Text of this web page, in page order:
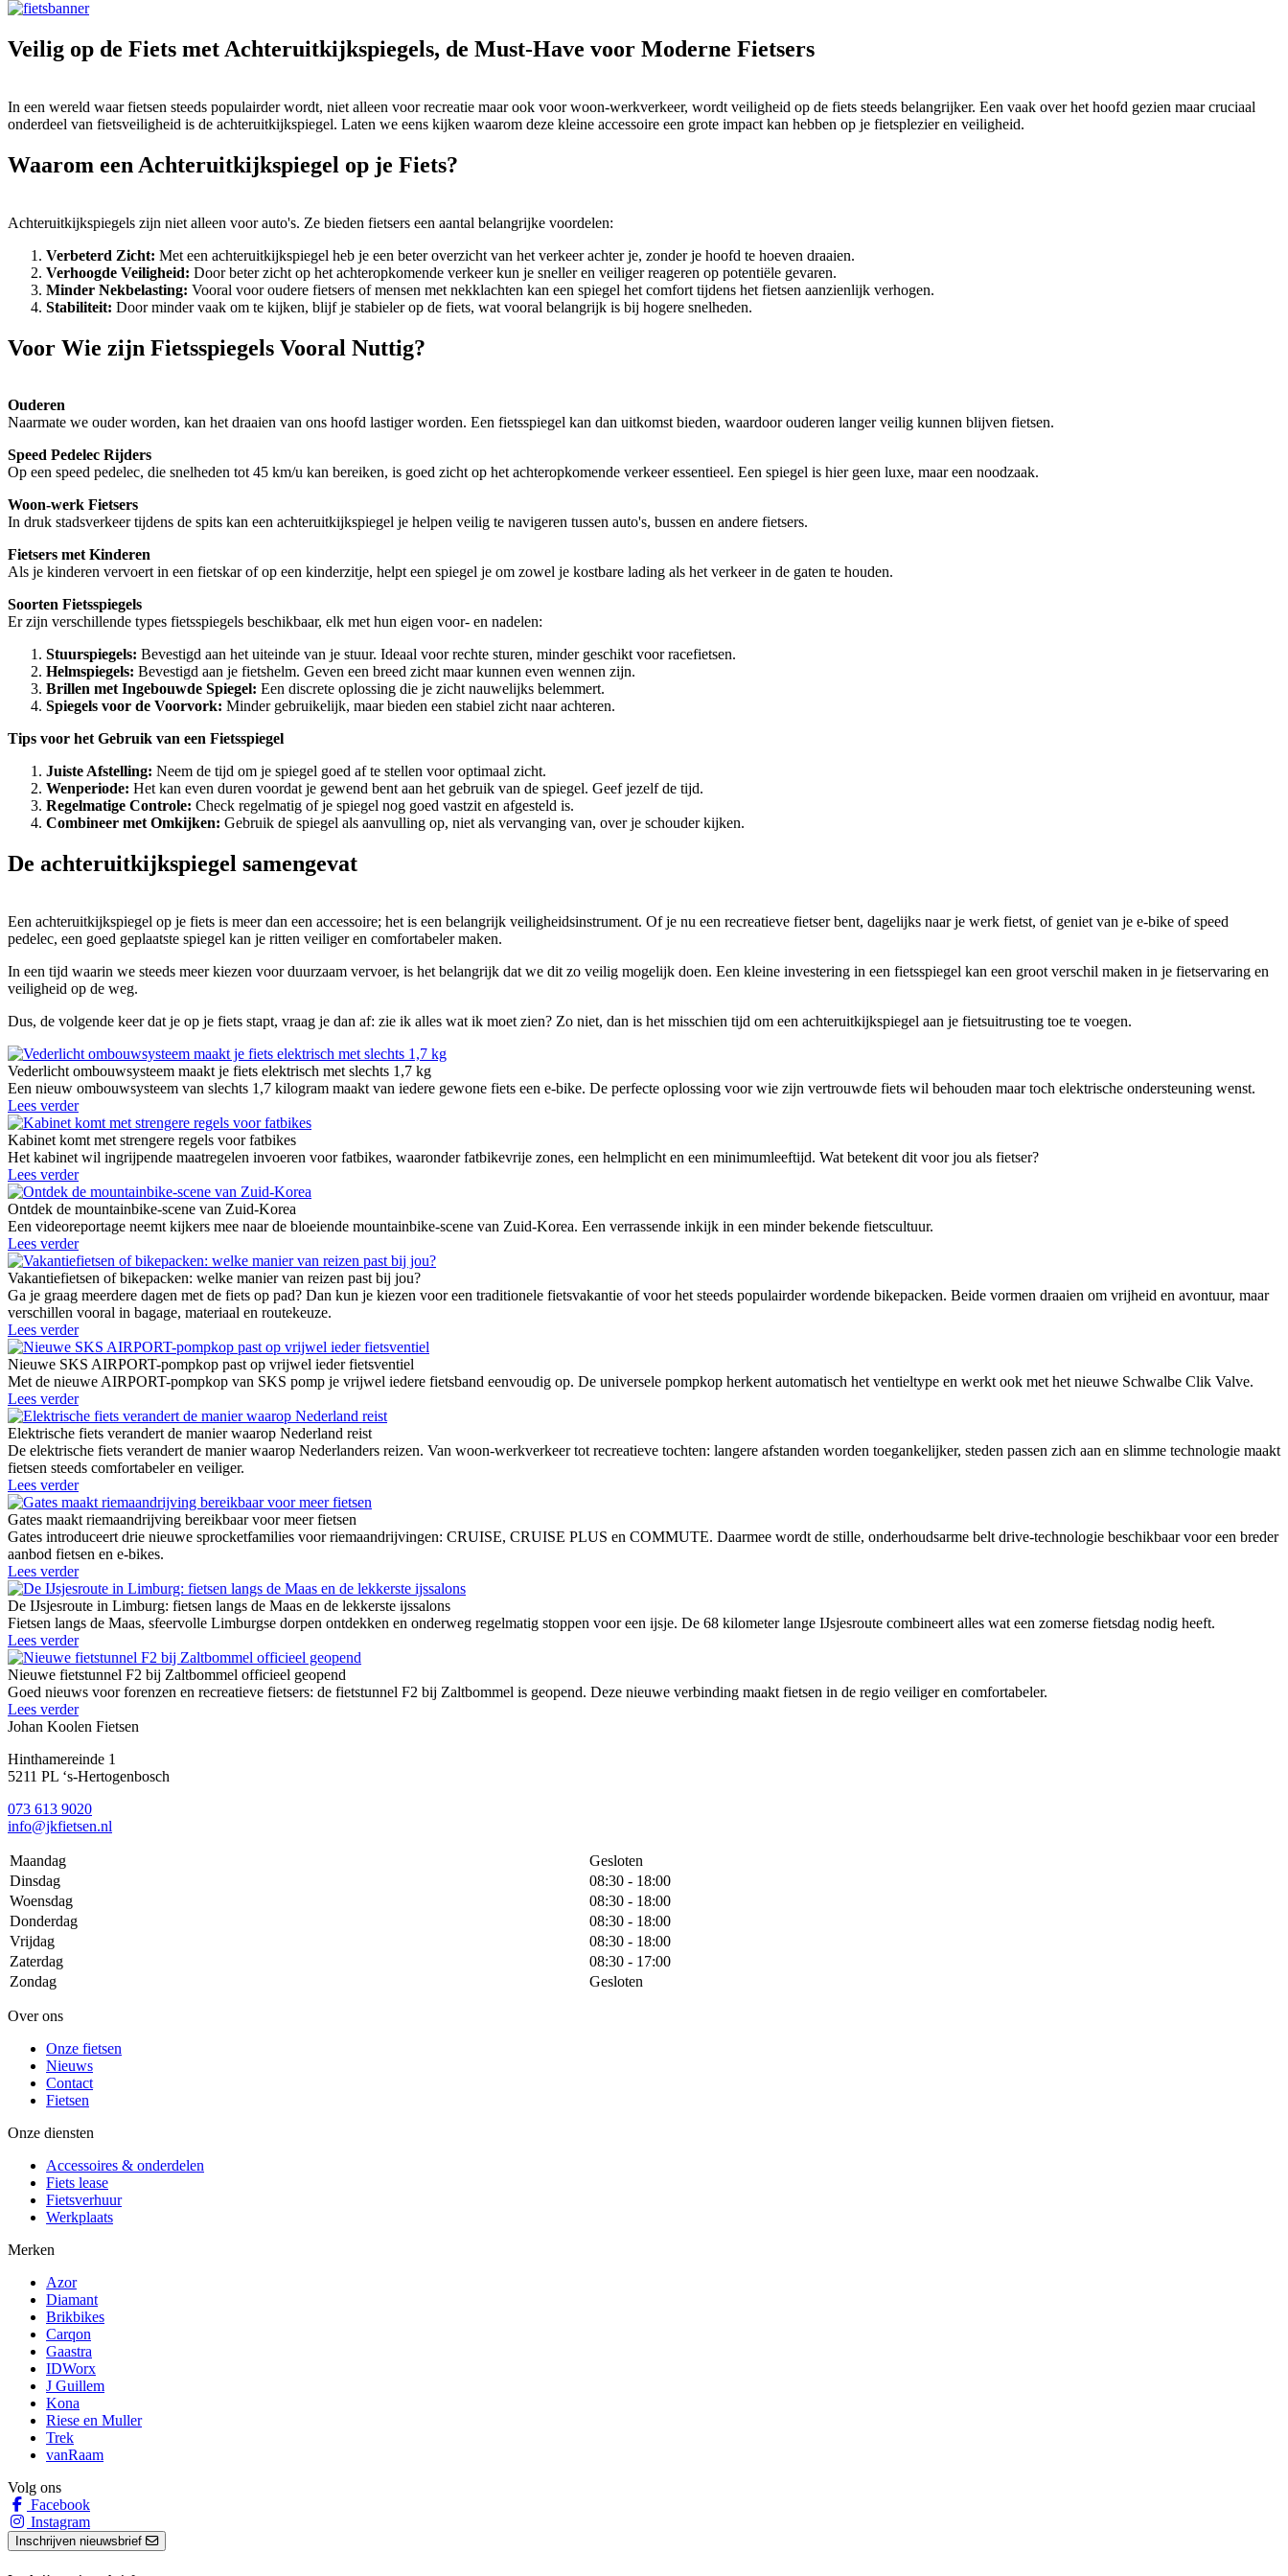
Veilig op de Fiets met Achteruitkijkspiegels, de Must-Have voor Moderne Fietsers
In een wereld waar fietsen steeds populairder wordt, niet alleen voor recreatie maar ook voor woon-werkverkeer, wordt veiligheid op de fiets steeds belangrijker. Een vaak over het hoofd gezien maar cruciaal
onderdeel van fietsveiligheid is de achteruitkijkspiegel. Laten we eens kijken waarom deze kleine accessoire een grote impact kan hebben op je fietsplezier en veiligheid.
Waarom een Achteruitkijkspiegel op je Fiets?
Achteruitkijkspiegels zijn niet alleen voor auto's. Ze bieden fietsers een aantal belangrijke voordelen:
Verbeterd Zicht: Met een achteruitkijkspiegel heb je een beter overzicht van het verkeer achter je, zonder je hoofd te hoeven draaien.
Verhoogde Veiligheid: Door beter zicht op het achteropkomende verkeer kun je sneller en veiliger reageren op potentiële gevaren.
Minder Nekbelasting: Vooral voor oudere fietsers of mensen met nekklachten kan een spiegel het comfort tijdens het fietsen aanzienlijk verhogen.
Stabiliteit: Door minder vaak om te kijken, blijf je stabieler op de fiets, wat vooral belangrijk is bij hogere snelheden.
Voor Wie zijn Fietsspiegels Vooral Nuttig?
Ouderen
Naarmate we ouder worden, kan het draaien van ons hoofd lastiger worden. Een fietsspiegel kan dan uitkomst bieden, waardoor ouderen langer veilig kunnen blijven fietsen.
Speed Pedelec Rijders
Op een speed pedelec, die snelheden tot 45 km/u kan bereiken, is goed zicht op het achteropkomende verkeer essentieel. Een spiegel is hier geen luxe, maar een noodzaak.
Woon-werk Fietsers
In druk stadsverkeer tijdens de spits kan een achteruitkijkspiegel je helpen veilig te navigeren tussen auto's, bussen en andere fietsers.
Fietsers met Kinderen
Als je kinderen vervoert in een fietskar of op een kinderzitje, helpt een spiegel je om zowel je kostbare lading als het verkeer in de gaten te houden.
Soorten Fietsspiegels
Er zijn verschillende types fietsspiegels beschikbaar, elk met hun eigen voor- en nadelen:
Stuurspiegels: Bevestigd aan het uiteinde van je stuur. Ideaal voor rechte sturen, minder geschikt voor racefietsen.
Helmspiegels: Bevestigd aan je fietshelm. Geven een breed zicht maar kunnen even wennen zijn.
Brillen met Ingebouwde Spiegel: Een discrete oplossing die je zicht nauwelijks belemmert.
Spiegels voor de Voorvork: Minder gebruikelijk, maar bieden een stabiel zicht naar achteren.
Tips voor het Gebruik van een Fietsspiegel
Juiste Afstelling: Neem de tijd om je spiegel goed af te stellen voor optimaal zicht.
Wenperiode: Het kan even duren voordat je gewend bent aan het gebruik van de spiegel. Geef jezelf de tijd.
Regelmatige Controle: Check regelmatig of je spiegel nog goed vastzit en afgesteld is.
Combineer met Omkijken: Gebruik de spiegel als aanvulling op, niet als vervanging van, over je schouder kijken.
De achteruitkijkspiegel samengevat
Een achteruitkijkspiegel op je fiets is meer dan een accessoire; het is een belangrijk veiligheidsinstrument. Of je nu een recreatieve fietser bent, dagelijks naar je werk fietst, of geniet van je e-bike of speed
pedelec, een goed geplaatste spiegel kan je ritten veiliger en comfortabeler maken.
In een tijd waarin we steeds meer kiezen voor duurzaam vervoer, is het belangrijk dat we dit zo veilig mogelijk doen. Een kleine investering in een fietsspiegel kan een groot verschil maken in je fietservaring en
veiligheid op de weg.
Dus, de volgende keer dat je op je fiets stapt, vraag je dan af: zie ik alles wat ik moet zien? Zo niet, dan is het misschien tijd om een achteruitkijkspiegel aan je fietsuitrusting toe te voegen.
Vederlicht ombouwsysteem maakt je fiets elektrisch met slechts 1,7 kg
Een nieuw ombouwsysteem van slechts 1,7 kilogram maakt van iedere gewone fiets een e-bike. De perfecte oplossing voor wie zijn vertrouwde fiets wil behouden maar toch elektrische ondersteuning wenst.
Lees verder
Kabinet komt met strengere regels voor fatbikes
Het kabinet wil ingrijpende maatregelen invoeren voor fatbikes, waaronder fatbikevrije zones, een helmplicht en een minimumleeftijd. Wat betekent dit voor jou als fietser?
Lees verder
Ontdek de mountainbike-scene van Zuid-Korea
Een videoreportage neemt kijkers mee naar de bloeiende mountainbike-scene van Zuid-Korea. Een verrassende inkijk in een minder bekende fietscultuur.
Lees verder
Vakantiefietsen of bikepacken: welke manier van reizen past bij jou?
Ga je graag meerdere dagen met de fiets op pad? Dan kun je kiezen voor een traditionele fietsvakantie of voor het steeds populairder wordende bikepacken. Beide vormen draaien om vrijheid en avontuur, maar
verschillen vooral in bagage, materiaal en routekeuze.
Lees verder
Nieuwe SKS AIRPORT-pompkop past op vrijwel ieder fietsventiel
Met de nieuwe AIRPORT-pompkop van SKS pomp je vrijwel iedere fietsband eenvoudig op. De universele pompkop herkent automatisch het ventieltype en werkt ook met het nieuwe Schwalbe Clik Valve.
Lees verder
Elektrische fiets verandert de manier waarop Nederland reist
De elektrische fiets verandert de manier waarop Nederlanders reizen. Van woon-werkverkeer tot recreatieve tochten: langere afstanden worden toegankelijker, steden passen zich aan en slimme technologie maakt
fietsen steeds comfortabeler en veiliger.
Lees verder
Gates maakt riemaandrijving bereikbaar voor meer fietsen
Gates introduceert drie nieuwe sprocketfamilies voor riemaandrijvingen: CRUISE, CRUISE PLUS en COMMUTE. Daarmee wordt de stille, onderhoudsarme belt drive-technologie beschikbaar voor een breder
aanbod fietsen en e-bikes.
Lees verder
De IJsjesroute in Limburg: fietsen langs de Maas en de lekkerste ijssalons
Fietsen langs de Maas, sfeervolle Limburgse dorpen ontdekken en onderweg regelmatig stoppen voor een ijsje. De 68 kilometer lange IJsjesroute combineert alles wat een zomerse fietsdag nodig heeft.
Lees verder
Nieuwe fietstunnel F2 bij Zaltbommel officieel geopend
Goed nieuws voor forenzen en recreatieve fietsers: de fietstunnel F2 bij Zaltbommel is geopend. Deze nieuwe verbinding maakt fietsen in de regio veiliger en comfortabeler.
Lees verder
Johan Koolen Fietsen
Hinthamereinde 1
5211 PL ‘s-Hertogenbosch
073 613 9020
info@jkfietsen.nl
Maandag
Gesloten
Dinsdag
08:30 - 18:00
Woensdag
08:30 - 18:00
Donderdag
08:30 - 18:00
Vrijdag
08:30 - 18:00
Zaterdag
08:30 - 17:00
Zondag
Gesloten
Over ons
Onze fietsen
Nieuws
Contact
Fietsen
Onze diensten
Accessoires & onderdelen
Fiets lease
Fietsverhuur
Werkplaats
Merken
Azor
Diamant
Brikbikes
Carqon
Gaastra
IDWorx
J Guillem
Kona
Riese en Muller
Trek
vanRaam
Volg ons
Facebook
Instagram
Inschrijven nieuwsbrief